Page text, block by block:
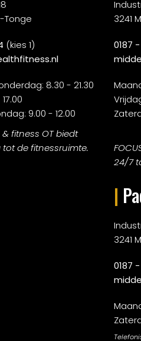
Tonge
(kies 1)
8.30 - 21.30
9.00 - 12.00
& fitness OT biedt
de fitnessruimte.
3241
0187
24/7
|
3241
0187